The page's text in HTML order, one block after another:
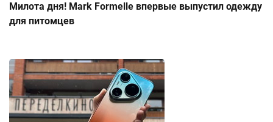
Милота дня! Mark Formelle впервые выпустил одежду
для питомцев